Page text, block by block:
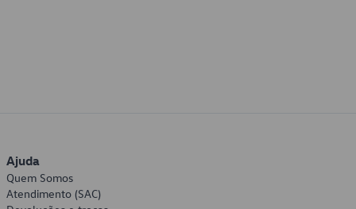
Ajuda
Quem Somos
Atendimento (SAC)